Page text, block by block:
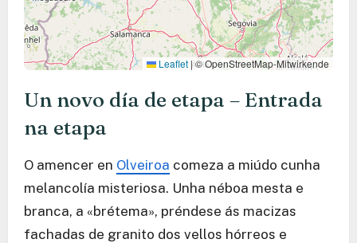
Leaflet |© OpenStreetMap-Mitwirkende
Un novo día de etapa – Entrada
na etapa
O amencer en Olveiroa comeza a miúdo cunha
melancolía misteriosa. Unha néboa mesta e
branca, a «brétema», préndese ás macizas
fachadas de granito dos vellos hórreos e